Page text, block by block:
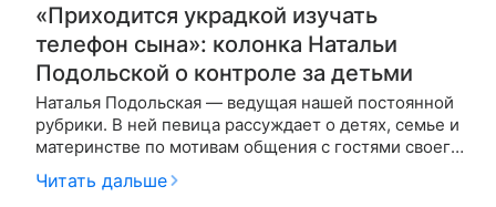
«Приходится украдкой изучать
телефон сына»: колонка Натальи
Подольской о контроле за детьми
Наталья Подольская — ведущая нашей постоянной
рубрики. В ней певица рассуждает о детях, семье и
материнстве по мотивам общения с гостями своего
шоу «Ваша Наташа». На этот раз гостьей студии
стала певица Катя Лель,
Читать дальше